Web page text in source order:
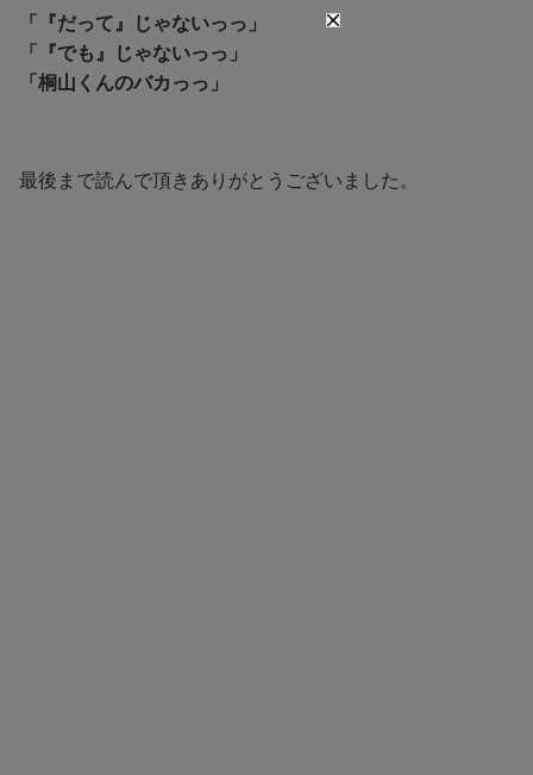
「『だって』じゃないっっ」
「『でも』じゃないっっ」
「桐山くんのバカっっ」
最後まで読んで頂きありがとうございました。